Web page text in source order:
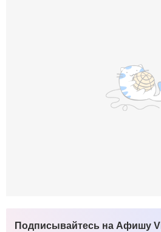
Подписывайтесь на Афишу